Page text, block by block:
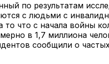
по результатам
с людьми с
что с начала войны
в 1,7 миллиона
сообщили о